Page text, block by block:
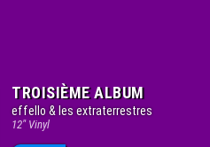
TROISIÈME ALBUM
effello & les extraterrestres
12" Vinyl